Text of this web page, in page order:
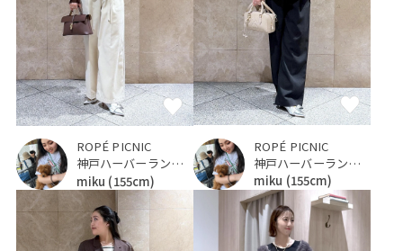
ROPÉ PICNIC
神戸ハーバーランドumie
miku (155cm)
ROPÉ PICNIC
神戸ハーバーランドumie
miku (155cm)